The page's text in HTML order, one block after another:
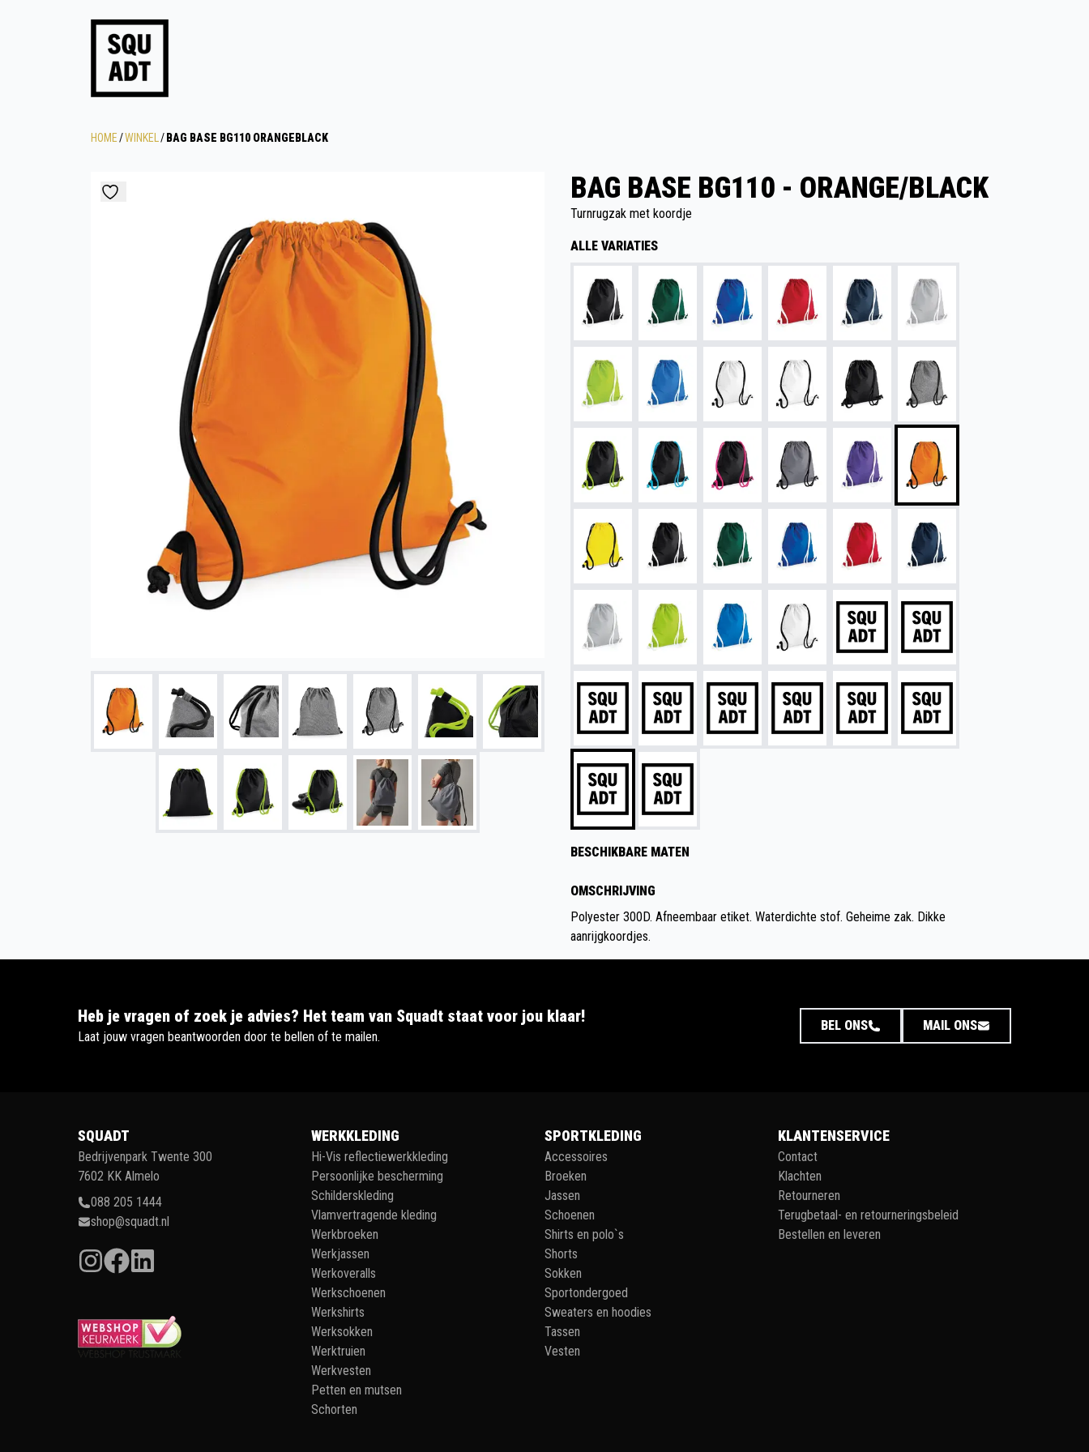
HOME/WINKEL / BAG BASE BG110 ORANGEBLACK
BAG BASE BG110 - ORANGE/BLACK
Turnrugzak met koordje
ALLE VARIATIES
BESCHIKBARE MATEN
OMSCHRIJVING
Polyester 300D. Afneembaar etiket. Waterdichte stof. Geheime zak. Dikke
aanrijgkoordjes.
Heb je vragen of zoek je advies? Het team van Squadt staat voor jou klaar!
Laat jouw vragen beantwoorden door te bellen of te mailen.
BEL ONS MAIL ONS
SQUADT
Bedrijvenpark Twente 300
7602 KK Almelo
088 205 1444
shop@squadt.nl
WERKKLEDING
Hi-Vis reflectiewerkkleding
Persoonlijke bescherming
Schilderskleding
Vlamvertragende kleding
Werkbroeken
Werkjassen
Werkoveralls
Werkschoenen
Werkshirts
Werksokken
Werktruien
Werkvesten
Petten en mutsen
Schorten
SPORTKLEDING
Accessoires
Broeken
Jassen
Schoenen
Shirts en polo`s
Shorts
Sokken
Sportondergoed
Sweaters en hoodies
Tassen
Vesten
KLANTENSERVICE
Contact
Klachten
Retourneren
Terugbetaal- en retourneringsbeleid
Bestellen en leveren